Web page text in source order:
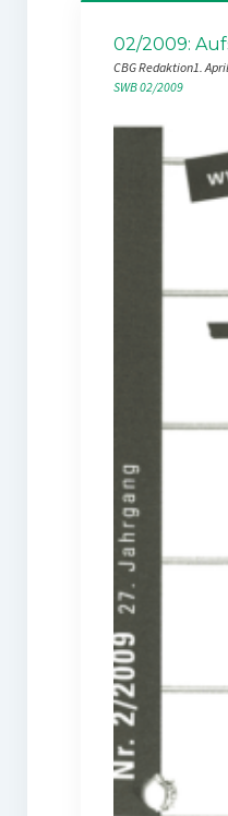
02/2009:
CBG Redaktion1.
SWB 02/2009